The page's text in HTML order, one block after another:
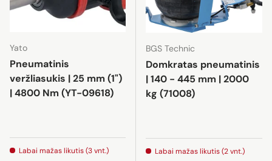
Yato
Pneumatinis
veržliasukis | 25 mm (1")
| 4800 Nm (YT-09618)
Labai mažas likutis (3 vnt.)
BGS Technic
Domkratas pneumatinis
| 140 - 445 mm | 2000
kg (71008)
Labai mažas likutis (2 vnt.)